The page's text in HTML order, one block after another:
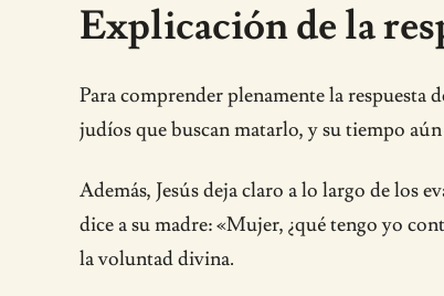
Explicación de la
Para comprender plenamente la respuesta
judíos que buscan matarlo, y su tiempo
Además, Jesús deja claro a lo largo de los
dice a su madre: «Mujer, ¿qué tengo yo
la voluntad divina.